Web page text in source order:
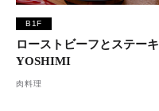
B1F
ローストビーフとステーキ
YOSHIMI
肉料理